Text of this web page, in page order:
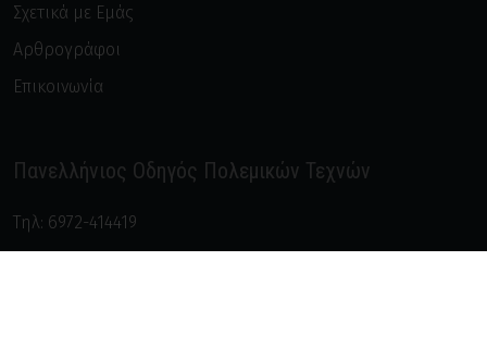
Σχετικά με Εμάς
Αρθρογράφοι
Επικοινωνία
Πανελλήνιος Οδηγός Πολεμικών Τεχνών
Τηλ: 6972-414419